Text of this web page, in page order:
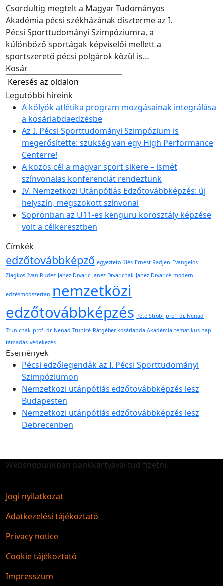
Csordultig megtelt a Magyar Tudományos
Akadémia pécsi székházának díszterme az I.
Pécsi Sporttudományi Szimpóziumra, a
különböző sportágak képviselői mellett a
sportszerető pécsi polgárok közül is…
Kosár
Legutóbbi híreink
A kölyök atlétika program mozgásainak integrálása
a kosárlabdaedzésbe
Az I. Pécsi Sporttudományi Szimpózium is
megerősítette: szükség van egy High Performance
Centerre!
A közös cél a magyar sport sikere – ismét
színvonalas konferenciát rendeztünk
IV. Nemzetközi Utánpótlás Edzőtovábbképzés: új
helyszín, megszokott színvonal
Sopronban az U11-es kenguru korosztály képzése
volt a célkeresztben
Címkék
edzőtovábbképző egyeztető ülés Ernest Radjen Evangelos
Ziagkos Ivan Rudez Janez Drvaric Janez Drvaricnak Janez Drvaricé modern
edzésmódszertan nemzetközi
edzőtovábbképzés Pete Strobl prof. dr. Nenad
Trunicnak prof. dr. Nenad Trunicé Rátgéber kosárlabda Akadémia tematikus nap
támadás védekezés
Események
Pécsi edzőlegendák az I. Pécsi Sporttudományi
Szimpóziumon
Nemzetközi utánpótlás edzőtovábbképzés lesz
Budapesten
Nemzetközi utánpótlás edzőtovábbképzés lesz
Debrecenben
Webshopunkban bankkártyával tud fizetni.
Jogi nyilatkozat
Adatkezelési tájékoztató
Privacy notice
Cookie tájékoztató
Impresszum